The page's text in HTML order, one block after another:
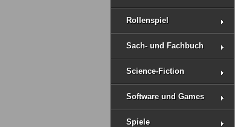
Rollenspiel
Sach- und Fachbuch
Science-Fiction
Software und Games
Spiele